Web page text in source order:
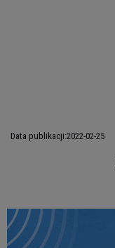
Data publikacji:2022-02-25